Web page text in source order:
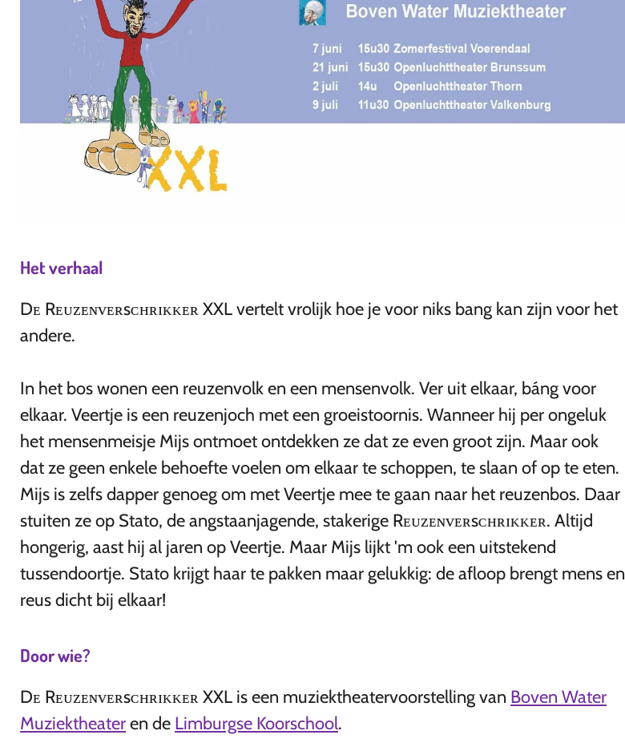
Het verhaal
Dᴇ Rᴇᴜᴢᴇɴᴠᴇʀsᴄʜʀɪᴋᴋᴇʀ XXL vertelt vrolijk hoe je voor niks bang kan zijn voor het
andere.
In het bos wonen een reuzenvolk en een mensenvolk. Ver uit elkaar, báng voor
elkaar. Veertje is een reuzenjoch met een groeistoornis. Wanneer hij per ongeluk
het mensenmeisje Mijs ontmoet ontdekken ze dat ze even groot zijn. Maar ook
dat ze geen enkele behoefte voelen om elkaar te schoppen, te slaan of op te eten.
Mijs is zelfs dapper genoeg om met Veertje mee te gaan naar het reuzenbos. Daar
stuiten ze op Stato, de angstaanjagende, stakerige Rᴇᴜᴢᴇɴᴠᴇʀsᴄʜʀɪᴋᴋᴇʀ. Altijd
hongerig, aast hij al jaren op Veertje. Maar Mijs lijkt 'm ook een uitstekend
tussendoortje. Stato krijgt haar te pakken maar gelukkig: de afloop brengt mens en
reus dicht bij elkaar!
Door wie?
Dᴇ Rᴇᴜᴢᴇɴᴠᴇʀsᴄʜʀɪᴋᴋᴇʀ XXL is een muziektheatervoorstelling van Boven Water
Muziektheateren de Limburgse Koorschool.